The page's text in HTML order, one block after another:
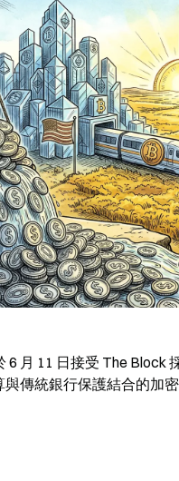
6 月 11 日接受 The
傳統銀行保護結合的加